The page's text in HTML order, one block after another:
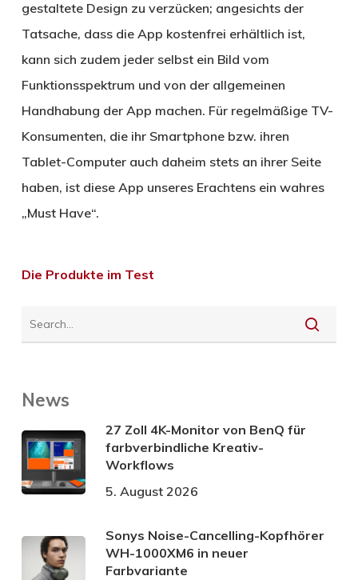
gestaltete Design zu verzücken; angesichts der
Tatsache, dass die App kostenfrei erhältlich ist,
kann sich zudem jeder selbst ein Bild vom
Funktionsspektrum und von der allgemeinen
Handhabung der App machen. Für regelmäßige TV-
Konsumenten, die ihr Smartphone bzw. ihren
Tablet-Computer auch daheim stets an ihrer Seite
haben, ist diese App unseres Erachtens ein wahres
„Must Have“.
Die Produkte im Test
News
27 Zoll 4K-Monitor von BenQ für
farbverbindliche Kreativ-
Workflows
5. August 2026
Sonys Noise-Cancelling-Kopfhörer
WH-1000XM6 in neuer
Farbvariante